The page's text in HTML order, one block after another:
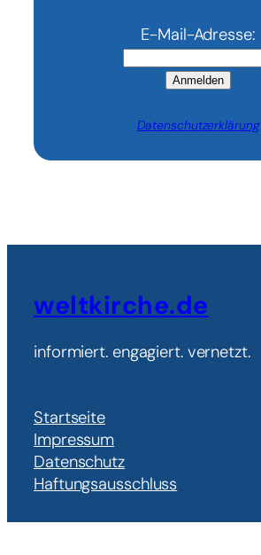
E-Mail-Adresse:
Anmelden
Datenschutzerklärung
weltkirche.de
informiert. engagiert. vernetzt.
Startseite
Impressum
Datenschutz
Haftungsausschluss